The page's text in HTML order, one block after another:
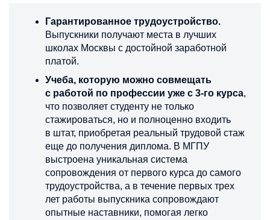
Гарантированное трудоустройство.
Выпускники получают места в лучших
школах Москвы с достойной заработной
платой.
Учеба, которую можно совмещать
с работой по профессии уже с 3-го курса,
что позволяет студенту не только
стажироваться, но и полноценно входить
в штат, приобретая реальный трудовой стаж
еще до получения диплома. В МГПУ
выстроена уникальная система
сопровождения от первого курса до самого
трудоустройства, а в течение первых трех
лет работы выпускника сопровождают
опытные наставники, помогая легко